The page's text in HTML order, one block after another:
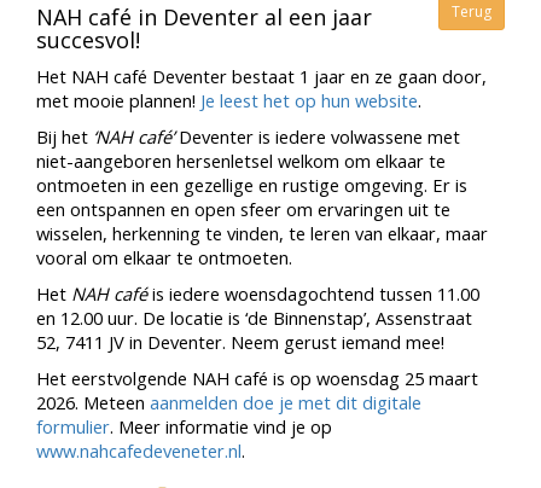
Terug
NAH café in Deventer al een jaar
succesvol!
Het NAH café Deventer bestaat 1 jaar en ze gaan door,
met mooie plannen! Je leest het op hun website.
Bij het ‘NAH café’Deventer is iedere volwassene met
niet-aangeboren hersenletsel welkom om elkaar te
ontmoeten in een gezellige en rustige omgeving. Er is
een ontspannen en open sfeer om ervaringen uit te
wisselen, herkenning te vinden, te leren van elkaar, maar
vooral om elkaar te ontmoeten.
Het NAH caféis iedere woensdagochtend tussen 11.00
en 12.00 uur. De locatie is ‘de Binnenstap’, Assenstraat
52, 7411 JV in Deventer. Neem gerust iemand mee!
Het eerstvolgende NAH café is op woensdag 25 maart
2026. Meteen aanmelden doe je met dit digitale
formulier. Meer informatie vind je op
www.nahcafedeveneter.nl.